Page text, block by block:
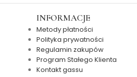
INFORMACJE
Metody płatności
Polityka prywatności
Regulamin zakupów
Program Stałego Klienta
Kontakt gassu